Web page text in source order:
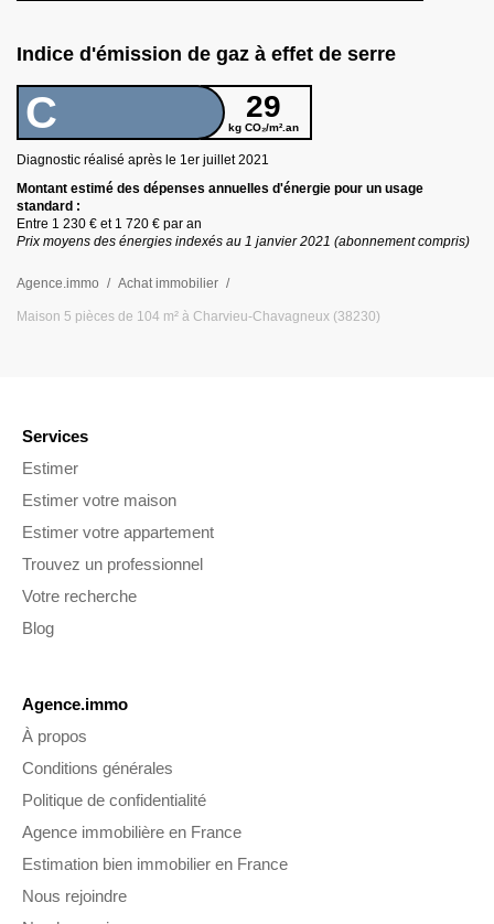
Indice d'émission de gaz à effet de serre
C 29
kg CO₂/m².an
Diagnostic réalisé après le 1er juillet 2021
Montant estimé des dépenses annuelles d'énergie pour un usage
standard :
Entre 1 230 € et 1 720 € par an
Prix moyens des énergies indexés au 1 janvier 2021 (abonnement compris)
Agence.immo Achat immobilier
Maison 5 pièces de 104 m² à Charvieu-Chavagneux (38230)
Services
Estimer
Estimer votre maison
Estimer votre appartement
Trouvez un professionnel
Votre recherche
Blog
Agence.immo
À propos
Conditions générales
Politique de confidentialité
Agence immobilière en France
Estimation bien immobilier en France
Nous rejoindre